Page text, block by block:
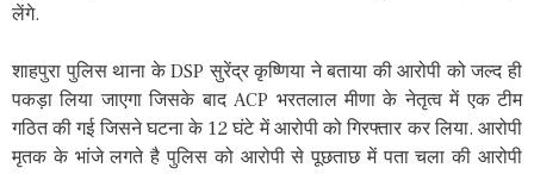
लेंगे.
शाहपुरा पुलिस थाना के DSP सुरेंद्र कृष्णिया ने बताया की आरोपी को जल्द ही
पकड़ा लिया जाएगा जिसके बाद ACP भरतलाल मीणा के नेतृत्व में एक टीम
गठित की गई जिसने घटना के 12 घंटे में आरोपी को गिरफ्तार कर लिया. आरोपी
मृतक के भांजे लगते है पुलिस को आरोपी से पूछताछ में पता चला की आरोपी